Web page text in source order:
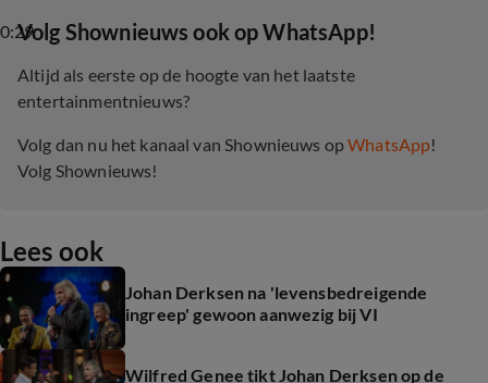
0:29‎Volg Shownieuws ook op WhatsApp!
Altijd als eerste op de hoogte van het laatste
entertainmentnieuws?
Volg dan nu het kanaal van Shownieuws opWhatsApp!
Volg Shownieuws!
Lees ook
Johan Derksen na 'levensbedreigende
ingreep' gewoon aanwezig bij VI
Wilfred Genee tikt Johan Derksen op de